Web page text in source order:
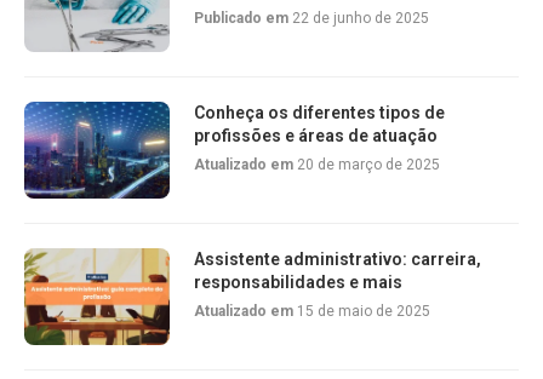
Publicado em 22 de junho de 2025
Conheça os diferentes tipos de
profissões e áreas de atuação
Atualizado em 20 de março de 2025
Assistente administrativo: carreira,
responsabilidades e mais
Atualizado em 15 de maio de 2025